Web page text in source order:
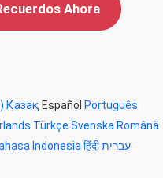
Ahora
Қазақ Español Português
Türkçe Svenska Română
Indonesia हिंदीעברית